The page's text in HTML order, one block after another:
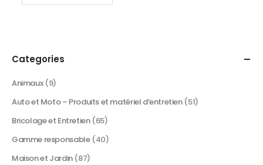
Categories
Animaux (9)
Auto et Moto – Produits et matériel d’entretien (51)
Bricolage et Entretien (65)
Gamme responsable (40)
Maison et Jardin (87)